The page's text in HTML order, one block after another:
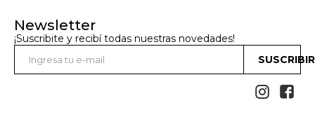
Newsletter
¡Suscribite y recibí todas nuestras novedades!
 